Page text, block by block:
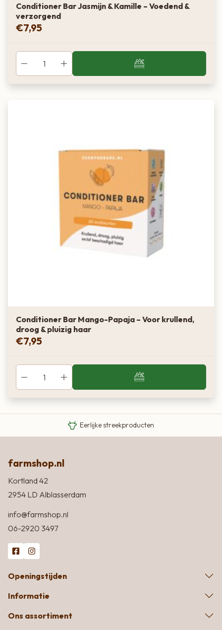
Conditioner Bar Jasmijn & Kamille – Voedend &
verzorgend
€7,95
Conditioner Bar Mango-Papaja – Voor krullend,
droog & pluizig haar
€7,95
Eigen Limousin runderen
Eerlijke streekproducten
farmshop.nl
Kortland 42
2954 LD Alblasserdam
info@farmshop.nl
06-2920 3497
Openingstijden
Informatie
Ons assortiment